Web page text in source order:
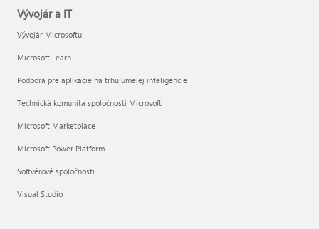
Vývojár a IT
Vývojár Microsoftu
Microsoft Learn
Podpora pre aplikácie na trhu umelej inteligencie
Technická komunita spoločnosti Microsoft
Microsoft Marketplace
Microsoft Power Platform
Softvérové spoločnosti
Visual Studio